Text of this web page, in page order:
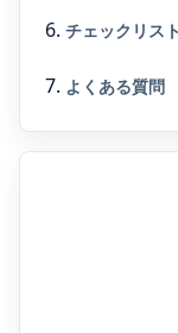
チェックリスト
よくある質問